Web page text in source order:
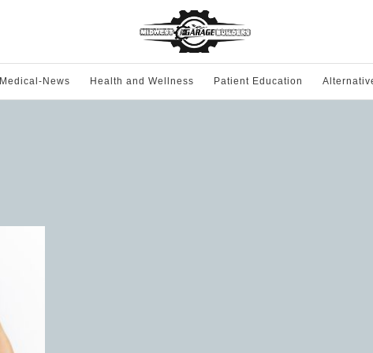
Medical-News Health and Wellness Patient Education